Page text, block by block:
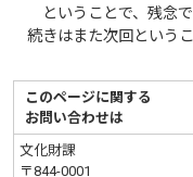
ということで、残念で
続きはまた次回という
このページに関する
お問い合わせは
文化財課
〒844-0001